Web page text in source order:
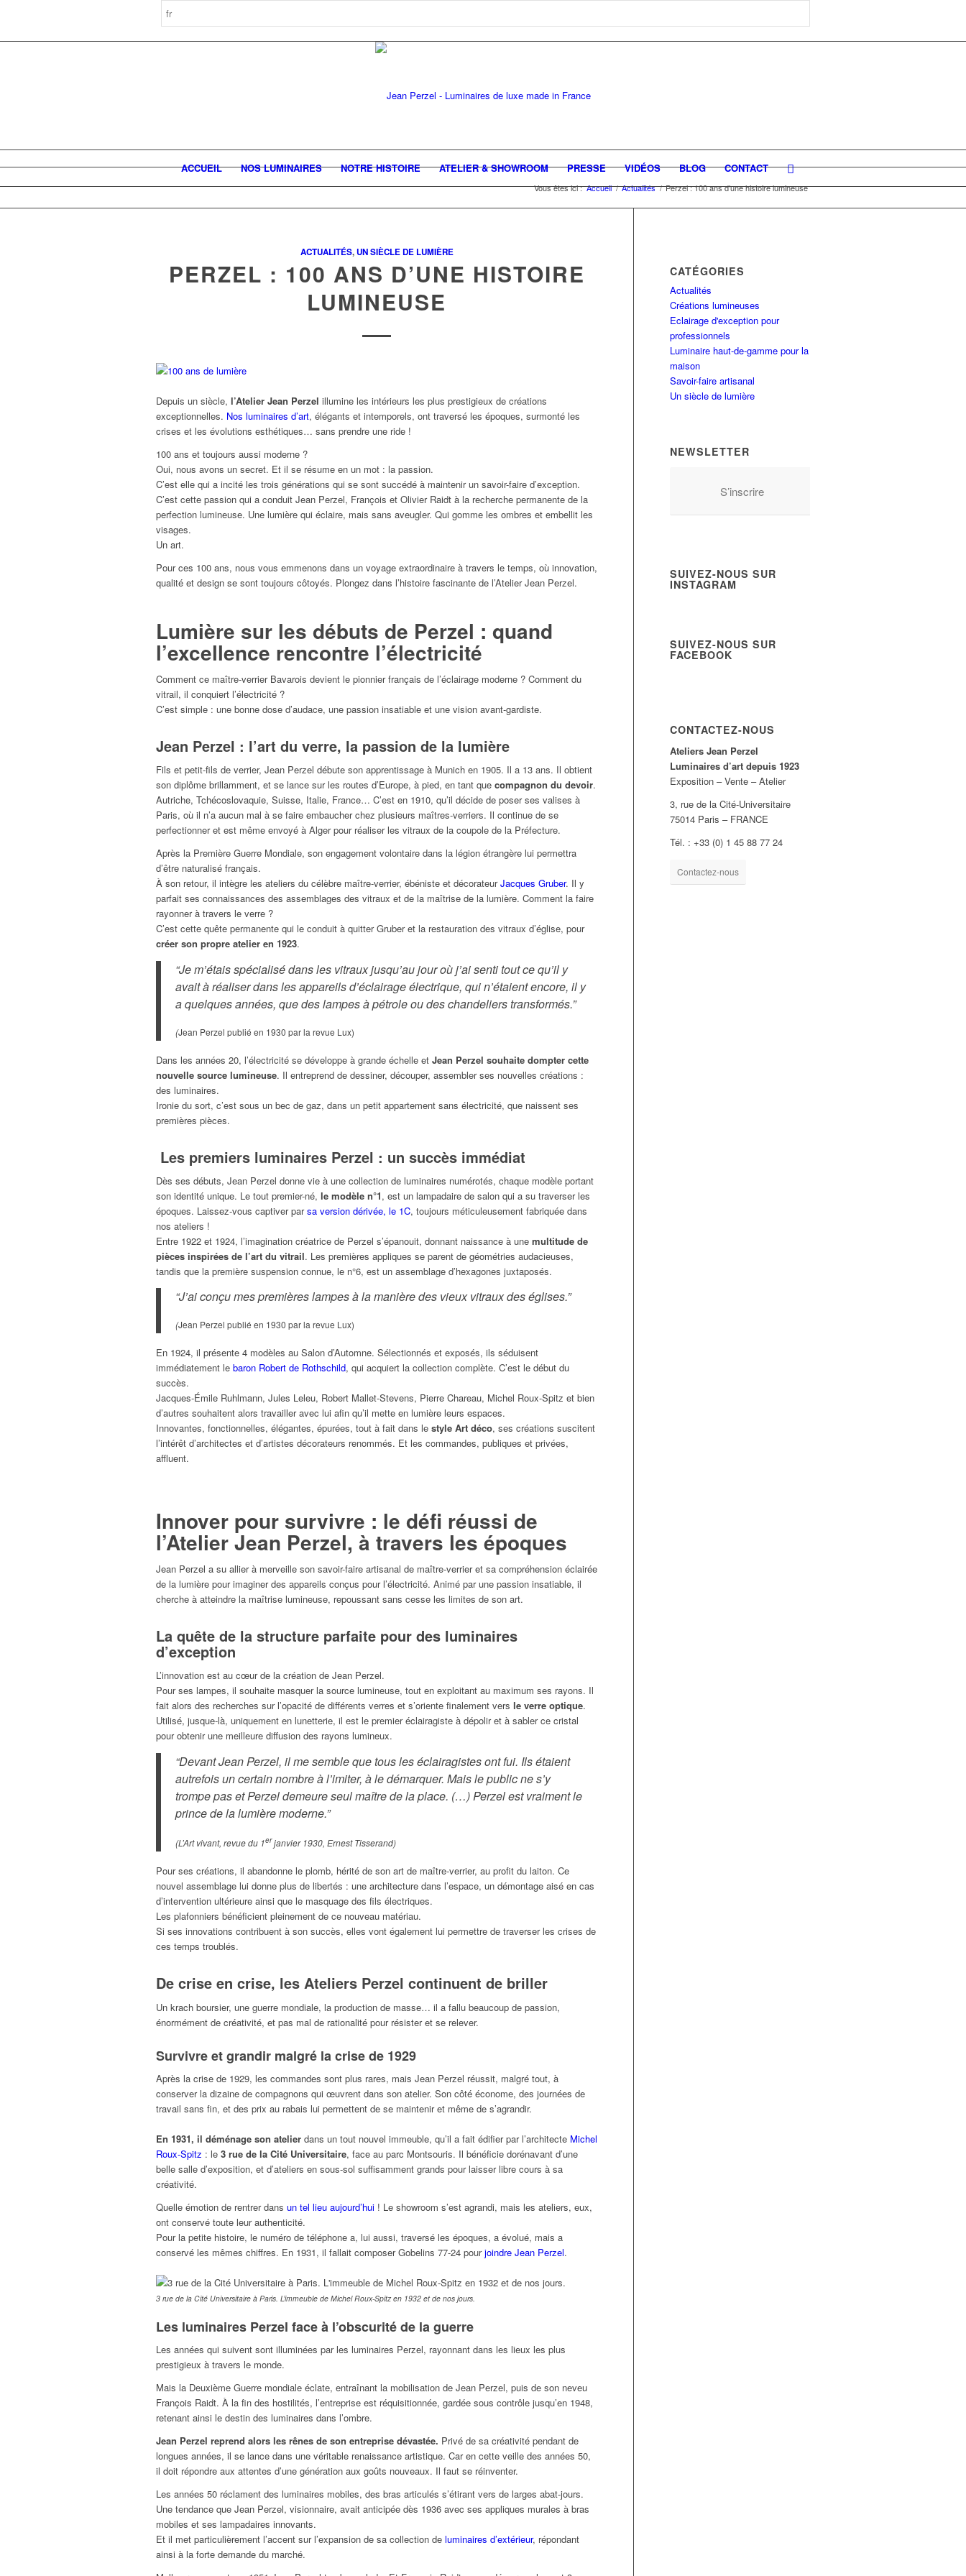
ACCUEIL NOS LUMINAIRES NOTRE HISTOIRE ATELIER & SHOWROOM PRESSE VIDÉOS BLOG CONTACT
Vous êtes ici : Accueil / Actualités / Perzel : 100 ans d’une histoire lumineuse
ACTUALITÉS,UN SIÈCLE DE LUMIÈRE
PERZEL : 100 ANS D’UNE HISTOIRE
LUMINEUSE
Depuis un siècle, l’Atelier Jean Perzel illumine les intérieurs les plus prestigieux de créations
exceptionnelles. Nos luminaires d’art, élégants et intemporels, ont traversé les époques, surmonté les
crises et les évolutions esthétiques… sans prendre une ride !
100 ans et toujours aussi moderne ?
Oui, nous avons un secret. Et il se résume en un mot : la passion.
C’est elle qui a incité les trois générations qui se sont succédé à maintenir un savoir-faire d’exception.
C’est cette passion qui a conduit Jean Perzel, François et Olivier Raidt à la recherche permanente de la
perfection lumineuse. Une lumière qui éclaire, mais sans aveugler. Qui gomme les ombres et embellit les
visages.
Un art.
Pour ces 100 ans, nous vous emmenons dans un voyage extraordinaire à travers le temps, où innovation,
qualité et design se sont toujours côtoyés. Plongez dans l’histoire fascinante de l’Atelier Jean Perzel.
Lumière sur les débuts de Perzel : quand
l’excellence rencontre l’électricité
Comment ce maître-verrier Bavarois devient le pionnier français de l’éclairage moderne ? Comment du
vitrail, il conquiert l’électricité ?
C’est simple : une bonne dose d’audace, une passion insatiable et une vision avant-gardiste.
Jean Perzel : l’art du verre, la passion de la lumière
Fils et petit-fils de verrier, Jean Perzel débute son apprentissage à Munich en 1905. Il a 13 ans. Il obtient
son diplôme brillamment, et se lance sur les routes d’Europe, à pied, en tant que compagnon du devoir.
Autriche, Tchécoslovaquie, Suisse, Italie, France… C’est en 1910, qu’il décide de poser ses valises à
Paris, où il n’a aucun mal à se faire embaucher chez plusieurs maîtres-verriers. Il continue de se
perfectionner et est même envoyé à Alger pour réaliser les vitraux de la coupole de la Préfecture.
Après la Première Guerre Mondiale, son engagement volontaire dans la légion étrangère lui permettra
d’être naturalisé français.
À son retour, il intègre les ateliers du célèbre maître-verrier, ébéniste et décorateurJacques Gruber. Il y
parfait ses connaissances des assemblages des vitraux et de la maîtrise de la lumière. Comment la faire
rayonner à travers le verre ?
C’est cette quête permanente qui le conduit à quitter Gruber et la restauration des vitraux d’église, pour
créer son propre atelier en 1923.
“Je m’étais spécialisé dans les vitraux jusqu’au jour où j’ai senti tout ce qu’il y
avait à réaliser dans les appareils d’éclairage électrique, qui n’étaient encore, il y
a quelques années, que des lampes à pétrole ou des chandeliers transformés.”
(Jean Perzel publié en 1930 par la revue Lux)
Dans les années 20, l’électricité se développe à grande échelle et Jean Perzel souhaite dompter cette
nouvelle source lumineuse. Il entreprend de dessiner, découper, assembler ses nouvelles créations :
des luminaires.
Ironie du sort, c’est sous un bec de gaz, dans un petit appartement sans électricité, que naissent ses
premières pièces.
Les premiers luminaires Perzel : un succès immédiat
Dès ses débuts, Jean Perzel donne vie à une collection de luminaires numérotés, chaque modèle portant
son identité unique. Le tout premier-né, le modèle n°1, est un lampadaire de salon qui a su traverser les
époques. Laissez-vous captiver parsa version dérivée, le 1C, toujours méticuleusement fabriquée dans
nos ateliers !
Entre 1922 et 1924, l’imagination créatrice de Perzel s’épanouit, donnant naissance à une multitude de
pièces inspirées de l’art du vitrail. Les premières appliques se parent de géométries audacieuses,
tandis que la première suspension connue, le n°6, est un assemblage d’hexagones juxtaposés.
“J’ai conçu mes premières lampes à la manière des vieux vitraux des églises.”
(Jean Perzel publié en 1930 par la revue Lux)
En 1924, il présente 4 modèles au Salon d’Automne. Sélectionnés et exposés, ils séduisent
immédiatement le baron Robert de Rothschild, qui acquiert la collection complète. C’est le début du
succès.
Jacques-Émile Ruhlmann, Jules Leleu, Robert Mallet-Stevens, Pierre Chareau, Michel Roux-Spitz et bien
d’autres souhaitent alors travailler avec lui afin qu’il mette en lumière leurs espaces.
Innovantes, fonctionnelles, élégantes, épurées, tout à fait dans le style Art déco, ses créations suscitent
l’intérêt d’architectes et d’artistes décorateurs renommés. Et les commandes, publiques et privées,
affluent.
Innover pour survivre : le défi réussi de
l’Atelier Jean Perzel, à travers les époques
Jean Perzel a su allier à merveille son savoir-faire artisanal de maître-verrier et sa compréhension éclairée
de la lumière pour imaginer des appareils conçus pour l’électricité. Animé par une passion insatiable, il
cherche à atteindre la maîtrise lumineuse, repoussant sans cesse les limites de son art.
La quête de la structure parfaite pour des luminaires
d’exception
L’innovation est au cœur de la création de Jean Perzel.
Pour ses lampes, il souhaite masquer la source lumineuse, tout en exploitant au maximum ses rayons. Il
fait alors des recherches sur l’opacité de différents verres et s’oriente finalement vers le verre optique.
Utilisé, jusque-là, uniquement en lunetterie, il est le premier éclairagiste à dépolir et à sabler ce cristal
pour obtenir une meilleure diffusion des rayons lumineux.
“Devant Jean Perzel, il me semble que tous les éclairagistes ont fui. Ils étaient
autrefois un certain nombre à l’imiter, à le démarquer. Mais le public ne s’y
trompe pas et Perzel demeure seul maître de la place. (…) Perzel est vraiment le
prince de la lumière moderne.”
(L’Art vivant, revue du 1erjanvier 1930, Ernest Tisserand)
Pour ses créations, il abandonne le plomb, hérité de son art de maître-verrier, au profit du laiton. Ce
nouvel assemblage lui donne plus de libertés : une architecture dans l’espace, un démontage aisé en cas
d’intervention ultérieure ainsi que le masquage des fils électriques.
Les plafonniers bénéficient pleinement de ce nouveau matériau.
Si ses innovations contribuent à son succès, elles vont également lui permettre de traverser les crises de
ces temps troublés.
De crise en crise, les Ateliers Perzel continuent de briller
Un krach boursier, une guerre mondiale, la production de masse… il a fallu beaucoup de passion,
énormément de créativité, et pas mal de rationalité pour résister et se relever.
Survivre et grandir malgré la crise de 1929
Après la crise de 1929, les commandes sont plus rares, mais Jean Perzel réussit, malgré tout, à
conserver la dizaine de compagnons qui œuvrent dans son atelier. Son côté économe, des journées de
travail sans fin, et des prix au rabais lui permettent de se maintenir et même de s’agrandir.
En 1931, il déménage son atelier dans un tout nouvel immeuble, qu’il a fait édifier par l’architecte Michel
Roux-Spitz : le 3 rue de la Cité Universitaire, face au parc Montsouris. Il bénéficie dorénavant d’une
belle salle d’exposition, et d’ateliers en sous-sol suffisamment grands pour laisser libre cours à sa
créativité.
Quelle émotion de rentrer dans un tel lieu aujourd’hui ! Le showroom s’est agrandi, mais les ateliers, eux,
ont conservé toute leur authenticité.
Pour la petite histoire, le numéro de téléphone a, lui aussi, traversé les époques, a évolué, mais a
conservé les mêmes chiffres. En 1931, il fallait composer Gobelins 77-24 pourjoindre Jean Perzel.
3 rue de la Cité Universitaire à Paris. L’immeuble de Michel Roux-Spitz en 1932 et de nos jours.
Les luminaires Perzel face à l’obscurité de la guerre
Les années qui suivent sont illuminées par les luminaires Perzel, rayonnant dans les lieux les plus
prestigieux à travers le monde.
Mais la Deuxième Guerre mondiale éclate, entraînant la mobilisation de Jean Perzel, puis de son neveu
François Raidt. À la fin des hostilités, l’entreprise est réquisitionnée, gardée sous contrôle jusqu’en 1948,
retenant ainsi le destin des luminaires dans l’ombre.
Jean Perzel reprend alors les rênes de son entreprise dévastée. Privé de sa créativité pendant de
longues années, il se lance dans une véritable renaissance artistique. Car en cette veille des années 50,
il doit répondre aux attentes d’une génération aux goûts nouveaux. Il faut se réinventer.
Les années 50 réclament des luminaires mobiles, des bras articulés s’étirant vers de larges abat-jours.
Une tendance que Jean Perzel, visionnaire, avait anticipée dès 1936 avec ses appliques murales à bras
mobiles et ses lampadaires innovants.
Et il met particulièrement l’accent sur l’expansion de sa collection de luminaires d’extérieur, répondant
ainsi à la forte demande du marché.
CATÉGORIES
Actualités
Créations lumineuses
Eclairage d'exception pour
professionnels
Luminaire haut-de-gamme pour la
maison
Savoir-faire artisanal
Un siècle de lumière
NEWSLETTER
S’inscrire
SUIVEZ-NOUS SUR
INSTAGRAM
SUIVEZ-NOUS SUR
FACEBOOK
CONTACTEZ-NOUS
Ateliers Jean Perzel
Luminaires d’art depuis 1923
Exposition – Vente – Atelier
3, rue de la Cité-Universitaire
75014 Paris – FRANCE
Tél. : +33 (0) 1 45 88 77 24
Contactez-nous